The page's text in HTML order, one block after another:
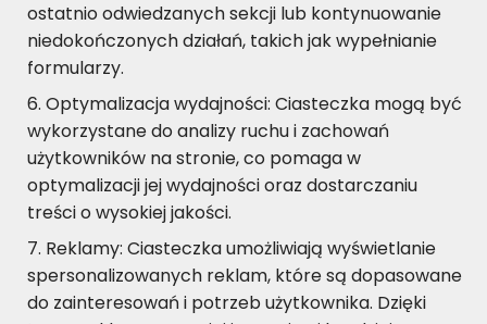
ostatnio odwiedzanych sekcji lub kontynuowanie
niedokończonych działań, takich jak wypełnianie
formularzy.
Optymalizacja wydajności: Ciasteczka mogą być
wykorzystane do analizy ruchu i zachowań
użytkowników na stronie, co pomaga w
optymalizacji jej wydajności oraz dostarczaniu
treści o wysokiej jakości.
Reklamy: Ciasteczka umożliwiają wyświetlanie
spersonalizowanych reklam, które są dopasowane
do zainteresowań i potrzeb użytkownika. Dzięki